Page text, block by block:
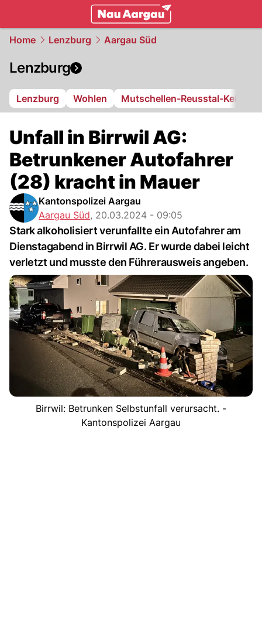
Home Lenzburg Aargau Süd
Lenzburg
Lenzburg Wohlen Mutschellen-Reusstal-
Unfall in Birrwil AG:
Betrunkener Autofahrer
(28) kracht in Mauer
Kantonspolizei Aargau
Aargau Süd, 20.03.2024 - 09:05
Stark alkoholisiert verunfallte ein Autofahrer am
Dienstagabend in Birrwil AG. Er wurde dabei leicht
verletzt und musste den Führerausweis angeben.
Birrwil: Betrunken Selbstunfall verursacht. -
Kantonspolizei Aargau